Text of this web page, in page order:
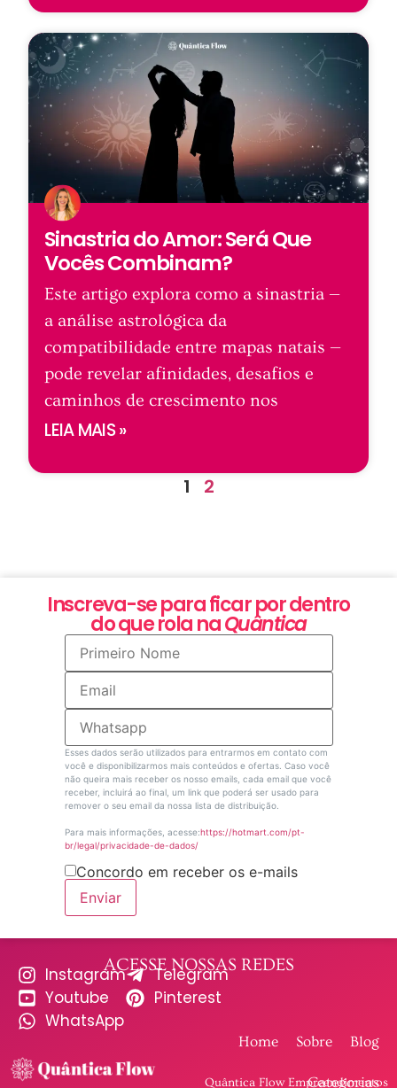
Sinastria do Amor: Será Que
Vocês Combinam?
Este artigo explora como a sinastria —
a análise astrológica da
compatibilidade entre mapas natais —
pode revelar afinidades, desafios e
caminhos de crescimento nos
LEIA MAIS »
1 2
Inscreva-se para ficar por dentro
do que rola naQuântica
Esses dados serão utilizados para entrarmos em contato com
você e disponibilizarmos mais conteúdos e ofertas. Caso você
não queira mais receber os nosso emails, cada email que você
receber, incluirá ao final, um link que poderá ser usado para
remover o seu email da nossa lista de distribuição.
Para mais informações, acesse:https://hotmart.com/pt-
br/legal/privacidade-de-dados/
Concordo em receber os e-mails
Enviar
ACESSE NOSSAS REDES
Instagram
Youtube
WhatsApp
Telegram
Pinterest
Home Sobre Blog
Categorias
Quântica Flow Empreendimentos